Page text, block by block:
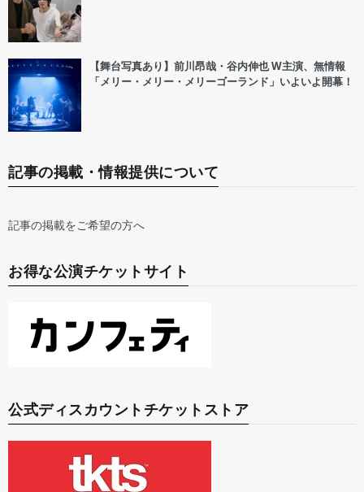
【舞台写真あり】前川昂哉・谷内伸也 W主演、無情報
「メリー・メリー・メリーゴーランド」いよいよ開幕！
記事の掲載・情報提供について
記事の掲載をご希望の方へ
お得な公演チケットサイト
公式ディスカウントチケットストア